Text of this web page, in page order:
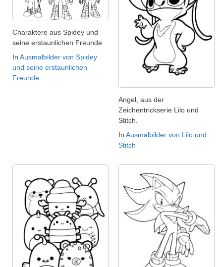
Charaktere aus Spidey und
seine erstaunlichen Freunde
In Ausmalbilder von Spidey
und seine erstaunlichen
Freunde
Angel, aus der
Zeichentrickserie Lilo und
Stitch.
In Ausmalbilder von Lilo und
Stitch